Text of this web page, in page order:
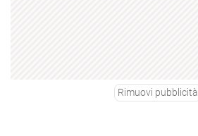
Rimuovi pubblicità